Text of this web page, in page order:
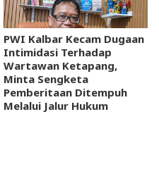
PWI Kalbar Kecam Dugaan
Intimidasi Terhadap
Wartawan Ketapang,
Minta Sengketa
Pemberitaan Ditempuh
Melalui Jalur Hukum